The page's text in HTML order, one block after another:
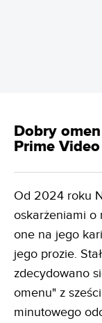
Dobry
Prime
Od 2024 roku
oskarżeniami o
one na jego
jego prozie.
zdecydowano
omenu" z
minutowego